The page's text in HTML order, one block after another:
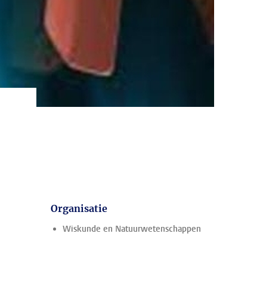
Organisatie
Wiskunde en Natuurwetenschappen